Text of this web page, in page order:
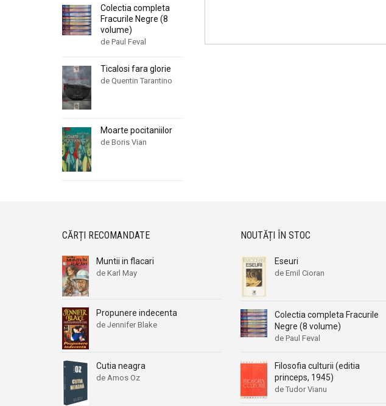
Colectia completa
Fracurile Negre (8
volume)
de Paul Feval
Ticalosi fara glorie
de Quentin Tarantino
Moarte pocitaniilor
de Boris Vian
CĂRȚI RECOMANDATE
Muntii in flacari
de Karl May
Propunere indecenta
de Jennifer Blake
Cutia neagra
de Amos Oz
NOUTĂȚI ÎN STOC
Eseuri
de Emil Cioran
Colectia completa Fracurile
Negre (8 volume)
de Paul Feval
Filosofia culturii (editia
princeps, 1945)
de Tudor Vianu